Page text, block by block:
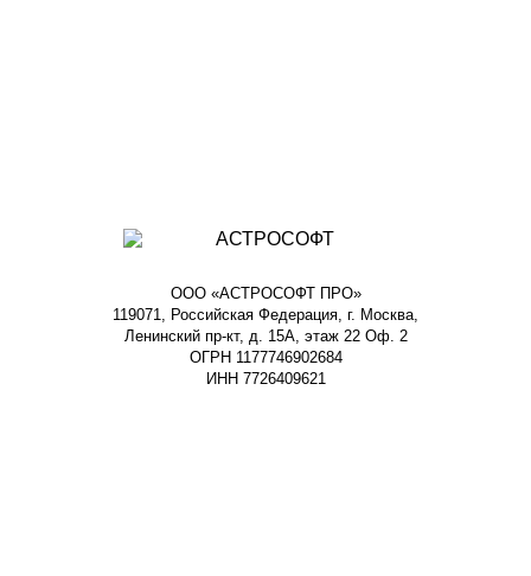
ООО «АСТРОСОФТ ПРО»
119071, Российская Федерация, г. Москва,
Ленинский пр-кт, д. 15А, этаж 22 Оф. 2
ОГРН 1177746902684
ИНН 7726409621